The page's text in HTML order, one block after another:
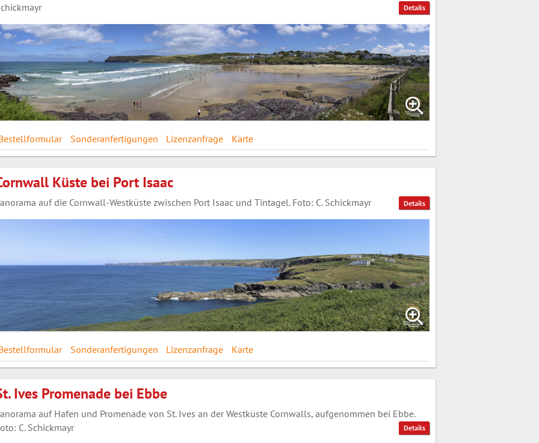
Details
Sonderanfertigungen Lizenzanfrage Karte
Details
Küste bei Port Isaac
auf die Cornwall-Westküste zwischen Port Isaac und Tintagel. Foto: C. Schickmayr
Sonderanfertigungen Lizenzanfrage Karte
Details
Ives Promenade bei Ebbe
auf Hafen und Promenade von St. Ives an der Westküste Cornwalls, aufgenommen bei Ebbe.
C. Schickmayr